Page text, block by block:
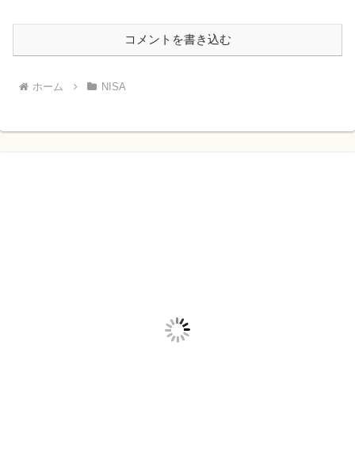
コメントを書き込む
ホーム NISA